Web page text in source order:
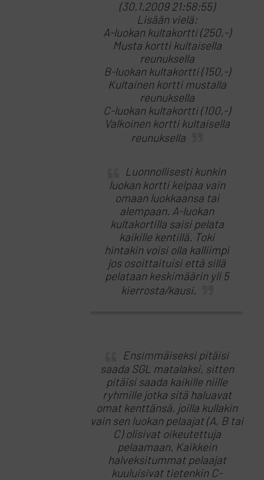
(30.1.2009 21:58:55)
Lisään vielä:
A-luokan kultakortti (250,-)
Musta kortti kultaisella
reunuksella
B-luokan kultakortti (150,-)
Kultainen kortti mustalla
reunuksella
C-luokan kultakortti (100,-)
Valkoinen kortti kultaisella
reunuksella
Luonnollisesti kunkin
luokan kortti kelpaa vain
omaan luokkaansa tai
alempaan. A-luokan
kultakortilla saisi pelata
kaikille kentillä. Toki
hintakin voisi olla kalliimpi
jos osoittaituisi että sillä
pelataan keskimäärin yli 5
kierrosta/kausi.
Ensimmäiseksi pitäisi
saada SGL matalaksi, sitten
pitäisi saada kaikille niille
ryhmille jotka sitä haluavat
omat kenttänsä, joilla kullakin
vain sen luokan pelaajat (A, B tai
C) olisivat oikeutettuja
pelaamaan. Kaikkein
halveksitummat pelaajat
kuuluisivat tietenkin C-